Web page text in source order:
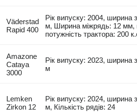
Väderstad
Rapid 400
Рік випуску: 2004, ширина
м, Ширина міжрядь: 12 мм,
потужність трактора: 200
Amazone
Cataya
3000
Рік випуску: 2023, ширина
м
Lemken
Zirkon 12
Рік випуску: 2024, ширина
м, Кількість рядів: 24